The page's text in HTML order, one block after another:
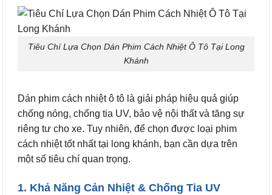
Tiêu Chí Lựa Chọn Dán Phim Cách Nhiệt Ô Tô Tại Long
Khánh
Dán phim cách nhiệt ô tô là giải pháp hiệu quả giúp
chống nóng, chống tia UV, bảo vệ nội thất và tăng sự
riêng tư cho xe. Tuy nhiên, để chọn được loại phim
cách nhiệt tốt nhất tại long khánh, bạn cần dựa trên
một số tiêu chí quan trọng.
1. Khả Năng Cản Nhiệt & Chống Tia UV